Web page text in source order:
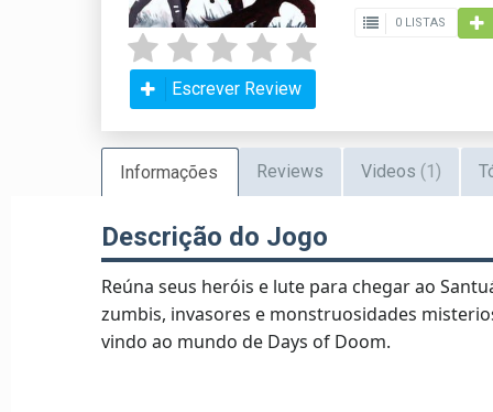
Escrever Review
0 LISTAS
Informações Reviews Videos (1)
Descrição do Jogo
Reúna seus heróis e lute para chegar ao
zumbis, invasores e monstruosidades
vindo ao mundo de Days of Doom.